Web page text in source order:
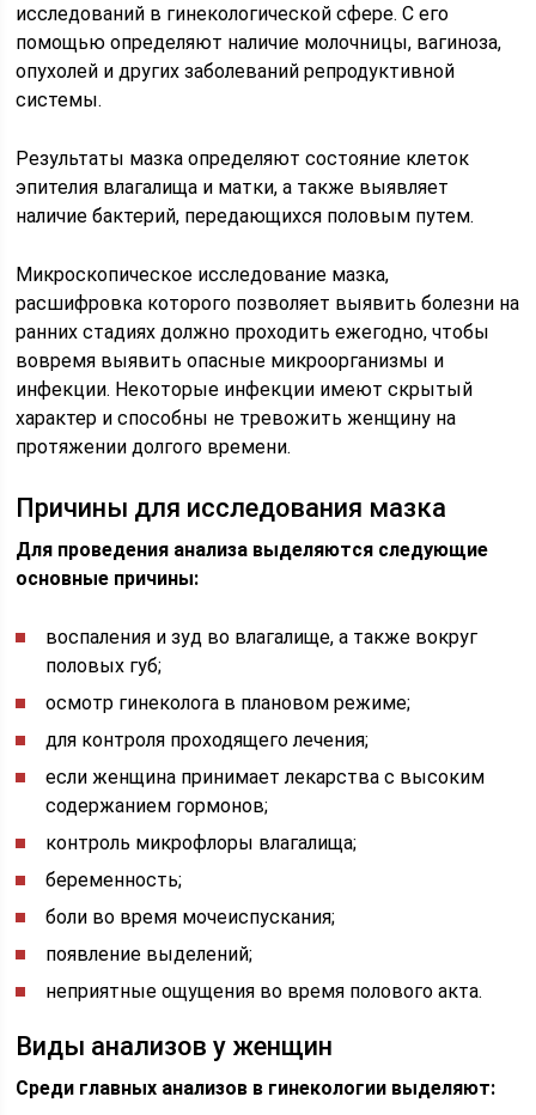
исследований в гинекологической сфере. С его
помощью определяют наличие молочницы, вагиноза,
опухолей и других заболеваний репродуктивной
системы.
Результаты мазка определяют состояние клеток
эпителия влагалища и матки, а также выявляет
наличие бактерий, передающихся половым путем.
Микроскопическое исследование мазка,
расшифровка которого позволяет выявить болезни на
ранних стадиях должно проходить ежегодно, чтобы
вовремя выявить опасные микроорганизмы и
инфекции. Некоторые инфекции имеют скрытый
характер и способны не тревожить женщину на
протяжении долгого времени.
Причины для исследования мазка
Для проведения анализа выделяются следующие
основные причины:
воспаления и зуд во влагалище, а также вокруг
половых губ;
осмотр гинеколога в плановом режиме;
для контроля проходящего лечения;
если женщина принимает лекарства с высоким
содержанием гормонов;
контроль микрофлоры влагалища;
беременность;
боли во время мочеиспускания;
появление выделений;
неприятные ощущения во время полового акта.
Виды анализов у женщин
Среди главных анализов в гинекологии выделяют: